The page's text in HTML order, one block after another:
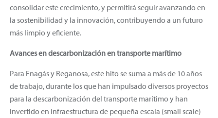
consolidar este crecimiento, y permitirá seguir avanzando en
la sostenibilidad y la innovación, contribuyendo a un futuro
más limpio y eficiente.
Avances en descarbonización en transporte marítimo
Para Enagás y Reganosa, este hito se suma a más de 10 años
de trabajo, durante los que han impulsado diversos proyectos
para la descarbonización del transporte marítimo y han
invertido en infraestructura de pequeña escala (small scale)